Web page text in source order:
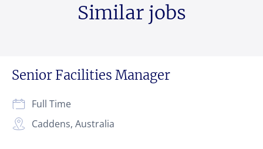
Similar jobs
Senior Facilities Manager
Caddens, Australia
Full Time